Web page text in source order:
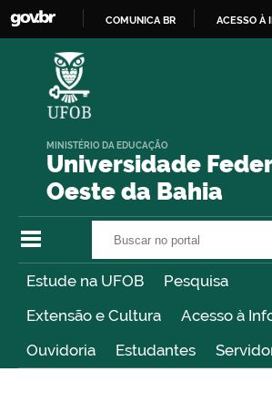
COMUNICA BR ACESSO À
Universidade
Oeste da Bahia
MINISTÉRIO DA EDUCAÇÃO
Estude na UFOB
Pesquisa
Extensão e Cultura
Acesso à
Ouvidoria
Estudantes